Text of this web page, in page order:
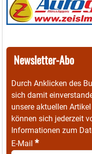
Newsletter-Abo
Durch Anklicken des
sich damit
unsere aktuellen
können sich jederzeit
Informationen zum
E-Mail *